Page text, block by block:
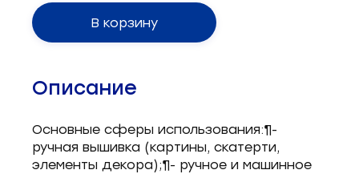
В корзину
Описание
Основные сферы использования:¶-
ручная вышивка (картины, скатерти,
элементы декора);¶- ручное и машинное